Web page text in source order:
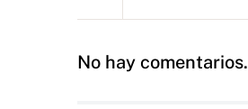
No hay comentarios.